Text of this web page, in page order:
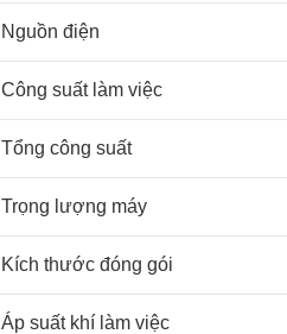
Nguồn điện
Công suất làm việc
Tổng công suất
Trọng lượng máy
Kích thước đóng gói
Áp suất khí làm việc